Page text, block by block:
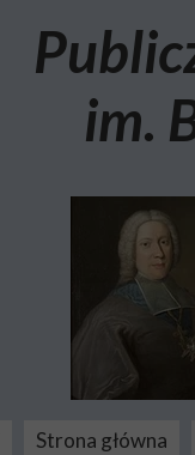
Strona główna
im.